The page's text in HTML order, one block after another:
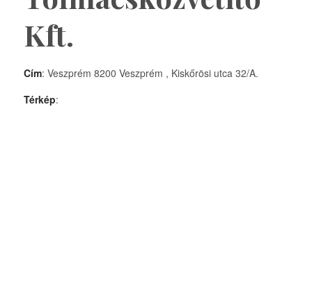
Kft.
Cím: Veszprém 8200 Veszprém , Kiskőrösi utca 32/A.
Térkép: